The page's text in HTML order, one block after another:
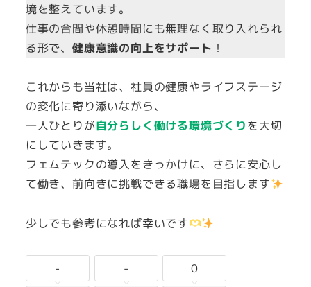
境を整えています。
仕事の合間や休憩時間にも無理なく取り入れられ
る形で、 健康意識の向上をサポート ！
これからも当社は、社員の健康やライフステージ
の変化に寄り添いながら、
一人ひとりが自分らしく働ける環境づくりを大切
にしていきます。
フェムテックの導入をきっかけに、さらに安心し
て働き、前向きに挑戦できる職場を目指します
少しでも参考になれば幸いです
- - 0